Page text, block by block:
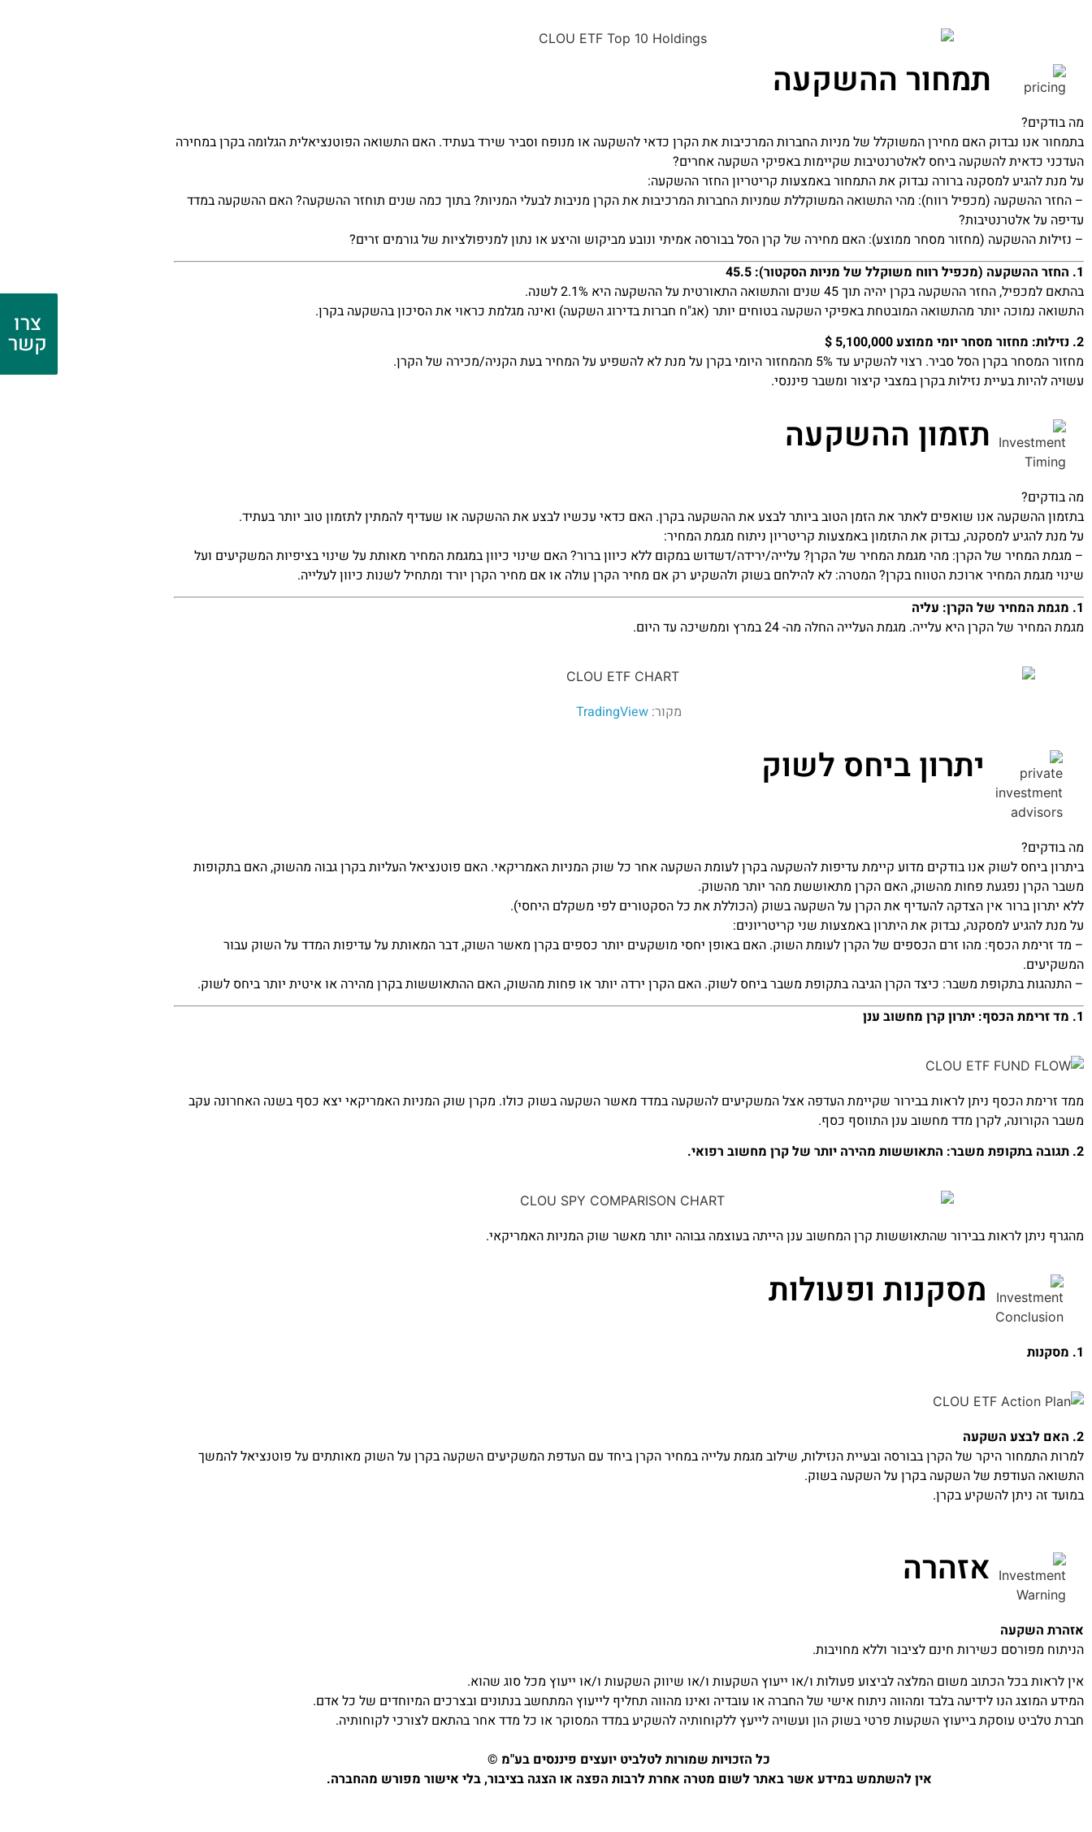
תמחור ההשקעה
מה בודקים?
בתמחור אנו נבדוק האם מחירן המשוקלל של מניות החברות המרכיבות את הקרן כדאי להשקעה או מנופח וסביר שירד בעתיד. האם התשואה הפוטנציאלית הגלומה בקרן במחירה
העדכני כדאית להשקעה ביחס לאלטרנטיבות שקיימות באפיקי השקעה אחרים?
על מנת להגיע למסקנה ברורה נבדוק את התמחור באמצעות קריטריון החזר ההשקעה:
– החזר ההשקעה (מכפיל רווח): מהי התשואה המשוקללת שמניות החברות המרכיבות את הקרן מניבות לבעלי המניות? בתוך כמה שנים תוחזר ההשקעה? האם ההשקעה במדד
עדיפה על אלטרנטיבות?
– נזילות ההשקעה (מחזור מסחר ממוצע): האם מחירה של קרן הסל בבורסה אמיתי ונובע מביקוש והיצע או נתון למניפולציות של גורמים זרים?
1. החזר ההשקעה (מכפיל רווח משוקלל של מניות הסקטור): 45.5
בהתאם למכפיל, החזר ההשקעה בקרן יהיה תוך 45 שנים והתשואה התאורטית על ההשקעה היא 2.1% לשנה.
התשואה נמוכה יותר מהתשואה המובטחת באפיקי השקעה בטוחים יותר (אג"ח חברות בדירוג השקעה) ואינה מגלמת כראוי את הסיכון בהשקעה בקרן.
2. נזילות: מחזור מסחר יומי ממוצע 5,100,000 $
מחזור המסחר בקרן הסל סביר. רצוי להשקיע עד 5% מהמחזור היומי בקרן על מנת לא להשפיע על המחיר בעת הקניה/מכירה של הקרן.
עשויה להיות בעיית נזילות בקרן במצבי קיצור ומשבר פיננסי.
תזמון ההשקעה
מה בודקים?
בתזמון ההשקעה אנו שואפים לאתר את הזמן הטוב ביותר לבצע את ההשקעה בקרן. האם כדאי עכשיו לבצע את ההשקעה או שעדיף להמתין לתזמון טוב יותר בעתיד.
על מנת להגיע למסקנה, נבדוק את התזמון באמצעות קריטריון ניתוח מגמת המחיר:
– מגמת המחיר של הקרן: מהי מגמת המחיר של הקרן? עלייה/ירידה/דשדוש במקום ללא כיוון ברור? האם שינוי כיוון במגמת המחיר מאותת על שינוי בציפיות המשקיעים ועל
שינוי מגמת המחיר ארוכת הטווח בקרן? המטרה: לא להילחם בשוק ולהשקיע רק אם מחיר הקרן עולה או אם מחיר הקרן יורד ומתחיל לשנות כיוון לעלייה.
1. מגמת המחיר של הקרן: עליה
מגמת המחיר של הקרן היא עלייה. מגמת העלייה החלה מה- 24 במרץ וממשיכה עד היום.
מקור: TradingView
יתרון ביחס לשוק
מה בודקים?
ביתרון ביחס לשוק אנו בודקים מדוע קיימת עדיפות להשקעה בקרן לעומת השקעה אחר כל שוק המניות האמריקאי. האם פוטנציאל העליות בקרן גבוה מהשוק, האם בתקופות
משבר הקרן נפגעת פחות מהשוק, האם הקרן מתאוששת מהר יותר מהשוק.
ללא יתרון ברור אין הצדקה להעדיף את הקרן על השקעה בשוק (הכוללת את כל הסקטורים לפי משקלם היחסי).
על מנת להגיע למסקנה, נבדוק את היתרון באמצעות שני קריטריונים:
– מד זרימת הכסף: מהו זרם הכספים של הקרן לעומת השוק. האם באופן יחסי מושקעים יותר כספים בקרן מאשר השוק, דבר המאותת על עדיפות המדד על השוק עבור
המשקיעים.
– התנהגות בתקופת משבר: כיצד הקרן הגיבה בתקופת משבר ביחס לשוק. האם הקרן ירדה יותר או פחות מהשוק, האם ההתאוששות בקרן מהירה או איטית יותר ביחס לשוק.
1. מד זרימת הכסף: יתרון קרן מחשוב ענן
ממד זרימת הכסף ניתן לראות בבירור שקיימת העדפה אצל המשקיעים להשקעה במדד מאשר השקעה בשוק כולו. מקרן שוק המניות האמריקאי יצא כסף בשנה האחרונה עקב
משבר הקורונה, לקרן מדד מחשוב ענן התווסף כסף.
2. תגובה בתקופת משבר: התאוששות מהירה יותר של קרן מחשוב רפואי.
מהגרף ניתן לראות בבירור שהתאוששות קרן המחשוב ענן הייתה בעוצמה גבוהה יותר מאשר שוק המניות האמריקאי.
מסקנות ופעולות
1. מסקנות
2. האם לבצע השקעה
למרות התמחור היקר של הקרן בבורסה ובעיית הנזילות, שילוב מגמת עלייה במחיר הקרן ביחד עם העדפת המשקיעים השקעה בקרן על השוק מאותתים על פוטנציאל להמשך
התשואה העודפת של השקעה בקרן על השקעה בשוק.
במועד זה ניתן להשקיע בקרן.
אזהרה
אזהרת השקעה
הניתוח מפורסם כשירות חינם לציבור וללא מחויבות.
אין לראות בכל הכתוב משום המלצה לביצוע פעולות ו/או ייעוץ השקעות ו/או שיווק השקעות ו/או ייעוץ מכל סוג שהוא.
המידע המוצג הנו לידיעה בלבד ומהווה ניתוח אישי של החברה או עובדיה ואינו מהווה תחליף לייעוץ המתחשב בנתונים ובצרכים המיוחדים של כל אדם.
חברת טלביט עוסקת בייעוץ השקעות פרטי בשוק הון ועשויה לייעץ ללקוחותיה להשקיע במדד המסוקר או כל מדד אחר בהתאם לצורכי לקוחותיה.
כל הזכויות שמורות לטלביט יועצים פיננסים בע"מ ©
אין להשתמש במידע אשר באתר לשום מטרה אחרת לרבות הפצה או הצגה בציבור, בלי אישור מפורש מהחברה.
צרו
קשר